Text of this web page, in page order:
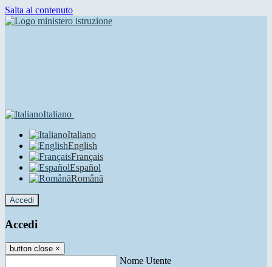
Salta al contenuto
Italiano
Italiano
English
Français
Español
Română
Accedi
Accedi
button close ×
Nome Utente